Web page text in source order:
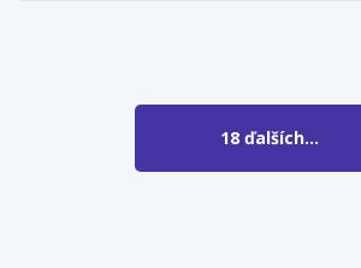
18 ďalších...